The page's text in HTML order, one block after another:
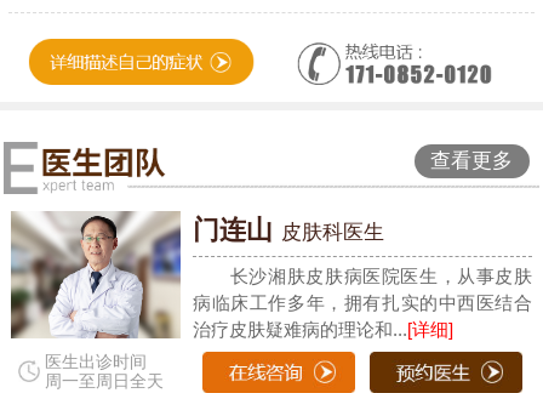
查看更多
医生出诊时间
周一至周日全天
门连山 皮肤科医生
长沙湘肤皮肤病医院医生，从事皮肤
病临床工作多年，拥有扎实的中西医结合
治疗皮肤疑难病的理论和...[详细]